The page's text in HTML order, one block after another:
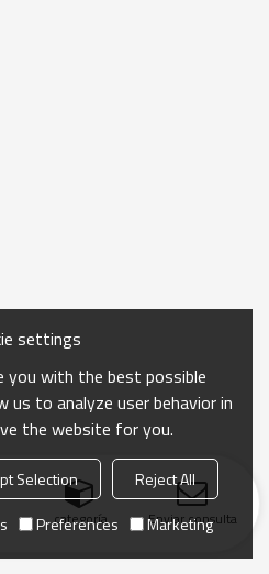
categoría Enviar consulta
settings
you with the best possible
us to analyze user behavior in
the website for you.
Selection
Reject All
Preferences Marketing